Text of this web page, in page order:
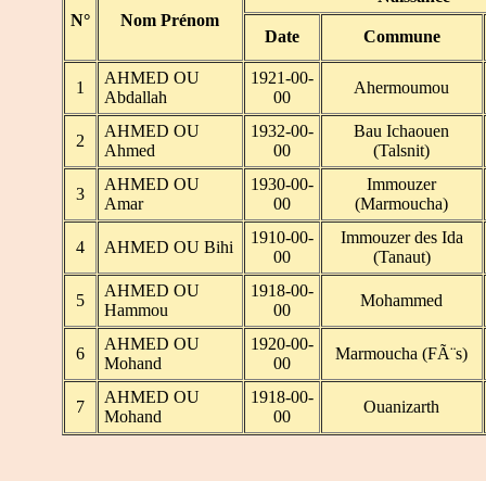
N° Nom Prénom
Date Commune
1
AHMED OU
Abdallah
1921-00-
00
Ahermoumou
2
AHMED OU
Ahmed
1932-00-
00
Bau Ichaouen
(Talsnit)
3
AHMED OU
Amar
1930-00-
00
Immouzer
(Marmoucha)
4 AHMED OU Bihi
1910-00-
00
Immouzer des Ida
(Tanaut)
5
AHMED OU
Hammou
1918-00-
00
Mohammed
6
AHMED OU
Mohand
1920-00-
00
Marmoucha (FÃ¨s)
7
AHMED OU
Mohand
1918-00-
00
Ouanizarth